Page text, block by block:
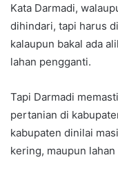
Kata Darmadi,
dihindari, tapi harus
kalaupun bakal ada
lahan pengganti.
Tapi Darmadi
pertanian di
kabupaten dinilai
kering, maupun lahan